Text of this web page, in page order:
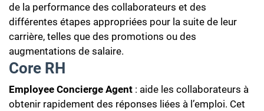
de la performance des collaborateurs et des
différentes étapes appropriées pour la suite de leur
carrière, telles que des promotions ou des
augmentations de salaire.
Core RH
Employee Concierge Agent : aide les collaborateurs à
obtenir rapidement des réponses liées à l’emploi. Cet